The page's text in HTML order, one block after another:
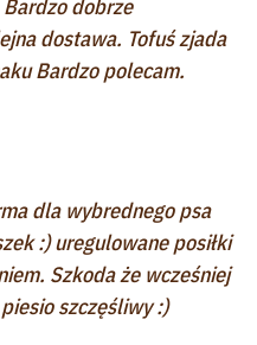
dobrze
dostawa. Tofuś zjada
Bardzo polecam.
dla wybrednego psa
:) uregulowane posiłki
Szkoda że wcześniej
szczęśliwy :)